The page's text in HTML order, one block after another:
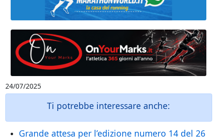
24/07/2025
Ti potrebbe interessare anche:
Grande attesa per l’edizione numero 14 del 26